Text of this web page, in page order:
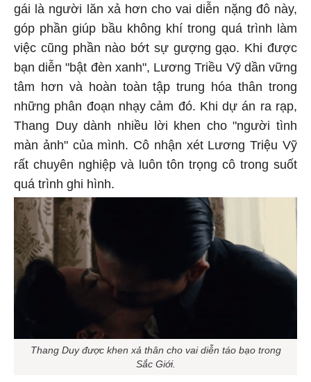
gái là người lăn xả hơn cho vai diễn nặng đô này,
góp phần giúp bầu không khí trong quá trình làm
việc cũng phần nào bớt sự gượng gạo. Khi được
bạn diễn "bật đèn xanh", Lương Triều Vỹ dần vững
tâm hơn và hoàn toàn tập trung hóa thân trong
những phân đoạn nhạy cảm đó. Khi dự án ra rạp,
Thang Duy dành nhiều lời khen cho "người tình
màn ảnh" của mình. Cô nhận xét Lương Triệu Vỹ
rất chuyên nghiệp và luôn tôn trọng cô trong suốt
quá trình ghi hình.
Thang Duy được khen xả thân cho vai diễn táo bạo trong
Sắc Giới.